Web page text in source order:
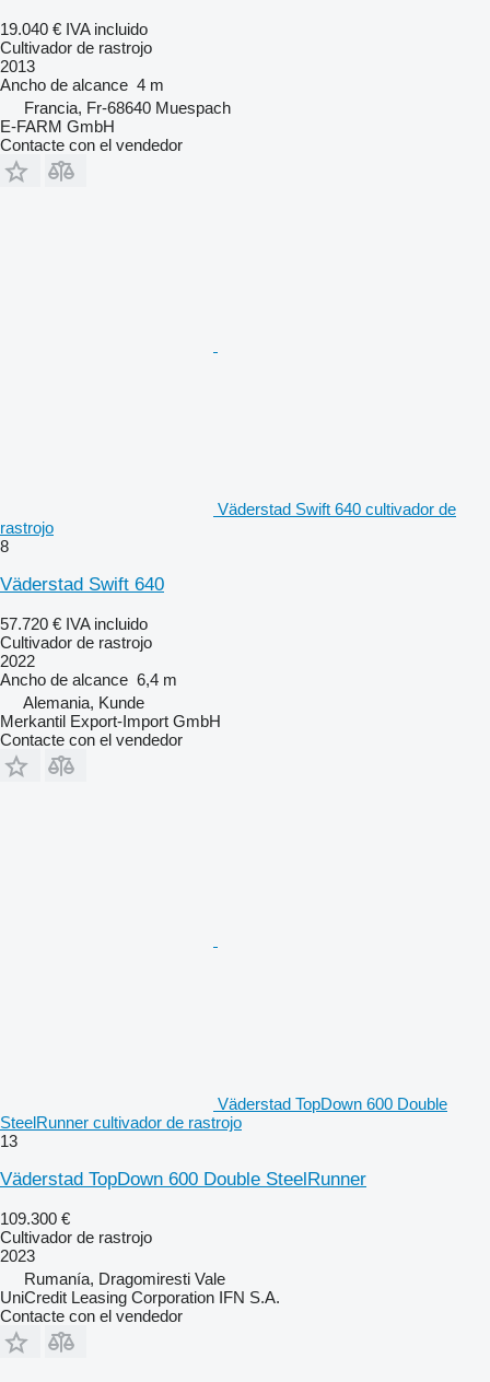
19.040 € IVA incluido
Cultivador de rastrojo
2013
Ancho de alcance 4 m
Francia, Fr-68640 Muespach
E-FARM GmbH
Contacte con el vendedor
Väderstad Swift 640 cultivador de
rastrojo
8
Väderstad Swift 640
57.720 € IVA incluido
Cultivador de rastrojo
2022
Ancho de alcance 6,4 m
Alemania, Kunde
Merkantil Export-Import GmbH
Contacte con el vendedor
Väderstad TopDown 600 Double
SteelRunner cultivador de rastrojo
13
Väderstad TopDown 600 Double SteelRunner
109.300 €
Cultivador de rastrojo
2023
Rumanía, Dragomiresti Vale
UniCredit Leasing Corporation IFN S.A.
Contacte con el vendedor